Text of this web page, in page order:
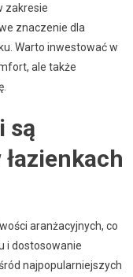
zakresie
znaczenie dla
Warto inwestować w
ale także
są
aranżacyjnych, co
i dostosowanie
najpopularniejszych